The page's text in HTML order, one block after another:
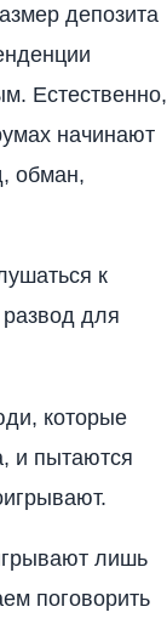
депозита
Естественно,
начинают
обман,
к
для
которые
и пытаются
лишь
поговорить